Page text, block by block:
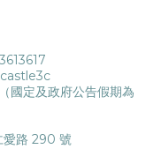
國定及政府公告假期為
愛路 290 號